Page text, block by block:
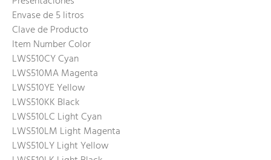
Envase de 5 litros
Clave de Producto
Item Number Color
LWS510CY Cyan
LWS510MA Magenta
LWS510YE Yellow
LWS510KK Black
LWS510LC Light Cyan
LWS510LM Light Magenta
LWS510LY Light Yellow